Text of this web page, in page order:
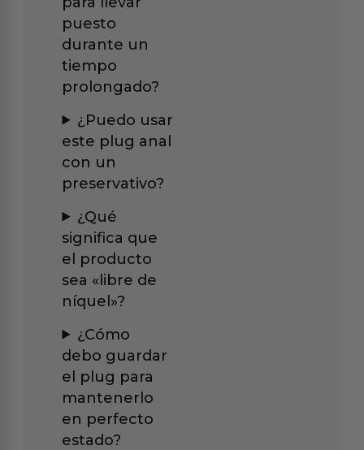
puesto
durante un
tiempo
prolongado?
¿Puedo usar
este plug anal
con un
preservativo?
¿Qué
significa que
el producto
sea «libre de
níquel»?
¿Cómo
debo guardar
el plug para
mantenerlo
en perfecto
estado?